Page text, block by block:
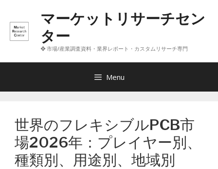
へ
マーケットリサーチセン
ター
❖ 市場/産業調査資料・業界レポート・カスタムリサーチ専門
Menu
世界のフレキシブルPCB市
場2026年：プレイヤー別、
種類別、用途別、地域別